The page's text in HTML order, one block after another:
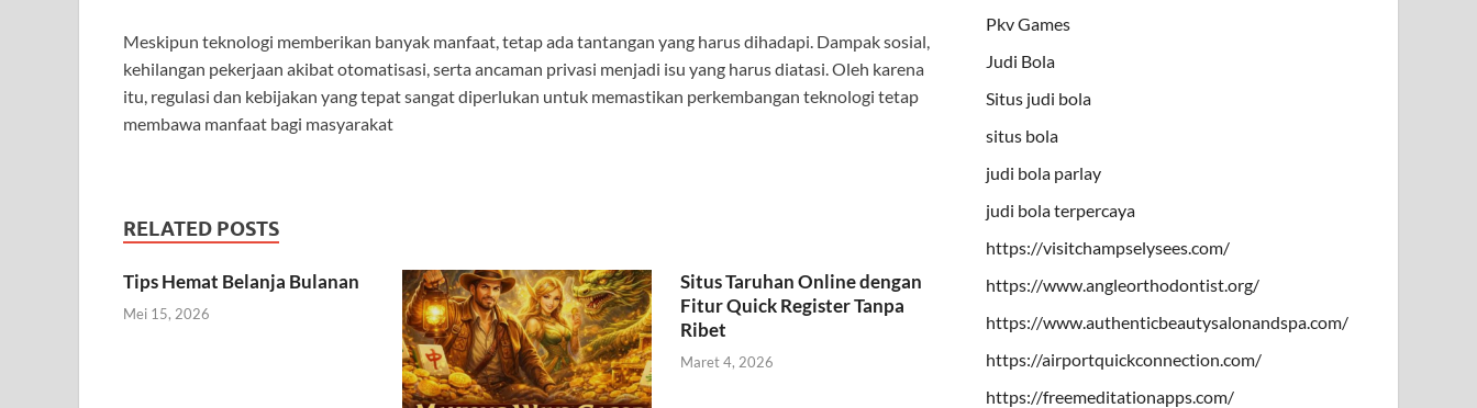
Meskipun teknologi memberikan banyak manfaat, tetap ada tantangan yang harus dihadapi. Dampak sosial,
kehilangan pekerjaan akibat otomatisasi, serta ancaman privasi menjadi isu yang harus diatasi. Oleh karena
itu, regulasi dan kebijakan yang tepat sangat diperlukan untuk memastikan perkembangan teknologi tetap
membawa manfaat bagi masyarakat
RELATED POSTS
Tips Hemat Belanja Bulanan
Mei 15, 2026
Situs Taruhan Online dengan
Fitur Quick Register Tanpa
Ribet
Maret 4, 2026
Pkv Games
Judi Bola
Situs judi bola
situs bola
judi bola parlay
judi bola terpercaya
https://visitchampselysees.com/
https://www.angleorthodontist.org/
https://www.authenticbeautysalonandspa.com/
https://airportquickconnection.com/
https://freemeditationapps.com/